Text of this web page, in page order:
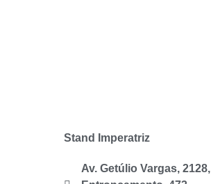
Stand Imperatriz
Av. Getúlio Vargas, 2128,